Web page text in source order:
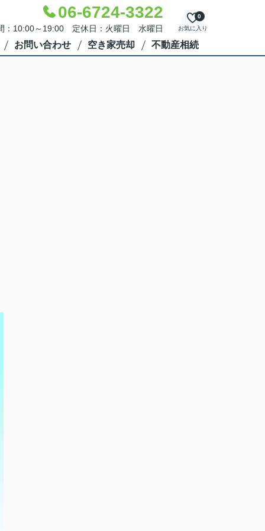
06-6724-3322
：10:00～19:00 定休日：火曜日 水曜日 お気に入り
0
お問い合わせ 空き家売却 不動産相続